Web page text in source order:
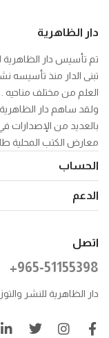
دار الظاهرية
تبنى الدار منذ تأسيسه
العلم من مختلف مناحيه .
ولقد ساهم دار الظاهرية
بالعديد من الإصدارات
معارض الكتب المحلية
الحساب
الدعم
اتصل
+965-51155398
دار الظاهرية للنشر